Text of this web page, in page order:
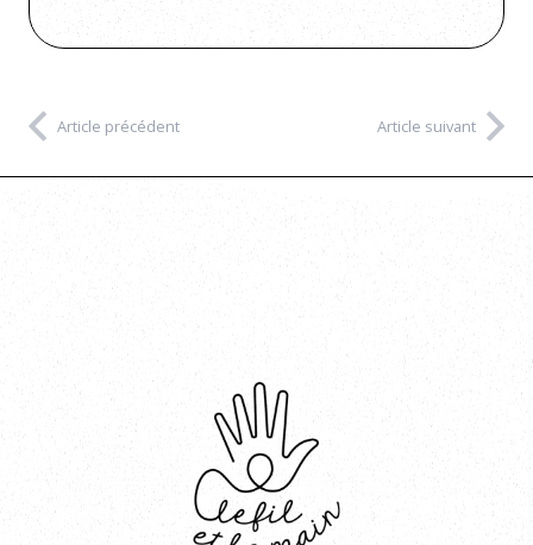
Article précédent Article suivant